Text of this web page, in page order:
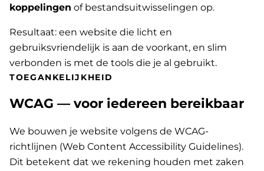
koppelingen of bestandsuitwisselingen op.
Resultaat: een website die licht en
gebruiksvriendelijk is aan de voorkant, en slim
verbonden is met de tools die je al gebruikt.
TOEGANKELIJKHEID
WCAG — voor iedereen bereikbaar
We bouwen je website volgens de WCAG-
richtlijnen (Web Content Accessibility Guidelines).
Dit betekent dat we rekening houden met zaken